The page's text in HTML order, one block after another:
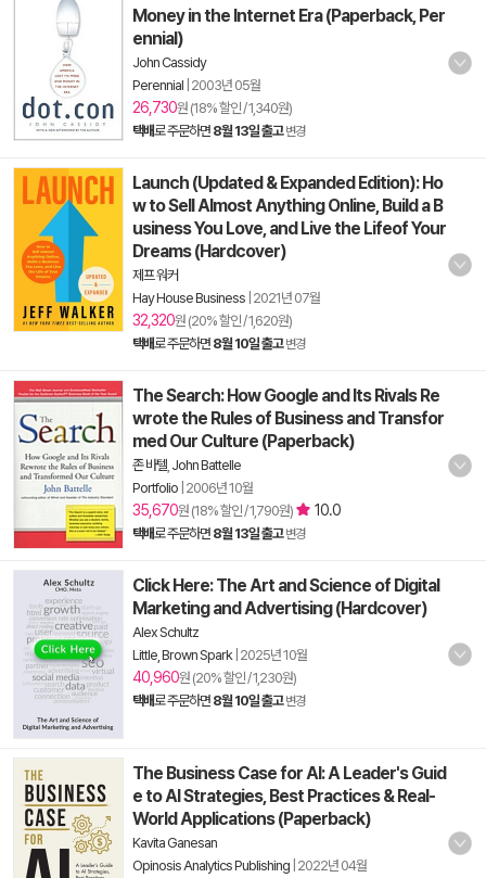
Money in the Internet Era (Paperback, Per
ennial)
John Cassidy
Perennial 2003년 05월
26,730원 (18% 할인 / 1,340원)
택배로 주문하면 8월 13일 출고 변경
Launch (Updated & Expanded Edition): Ho
w to Sell Almost Anything Online, Build a B
usiness You Love, and Live the Lifeof Your
Dreams (Hardcover)
제프 워커
Hay House Business 2021년 07월
32,320원 (20% 할인 / 1,620원)
택배로 주문하면 8월 10일 출고 변경
The Search: How Google and Its Rivals Re
wrote the Rules of Business and Transfor
med Our Culture (Paperback)
존 바텔 John Battelle
Portfolio 2006년 10월
35,670원 (18% 할인 / 1,790원) 10.0
택배로 주문하면 8월 13일 출고 변경
Click Here: The Art and Science of Digital
Marketing and Advertising (Hardcover)
Alex Schultz
Little, Brown Spark| 2025년 10월
40,960원 (20% 할인 / 1,230원)
택배로 주문하면 8월 10일 출고 변경
The Business Case for AI: A Leader's Guid
e to AI Strategies, Best Practices & Real-
World Applications (Paperback)
Kavita Ganesan
Opinosis Analytics Publishing 2022년 04월